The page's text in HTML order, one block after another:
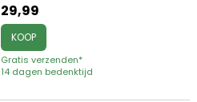
29,99
KOOP
Gratis verzenden*
14 dagen bedenktijd